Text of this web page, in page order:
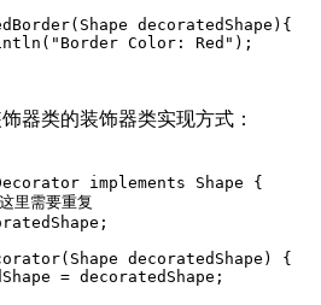
decoratedShape){
Color: Red");
器类的装饰器类实现方式：
implements Shape {
里需要重复
decoratedShape) {
= decoratedShape;